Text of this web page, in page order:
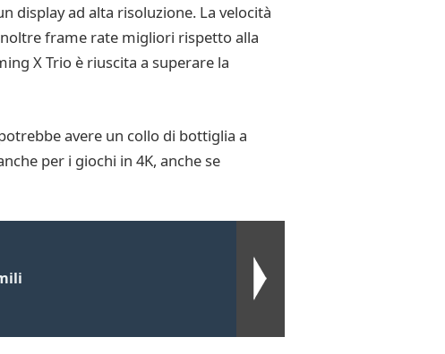
display ad alta risoluzione. La velocità
frame rate migliori rispetto alla
X Trio è riuscita a superare la
avere un collo di bottiglia a
per i giochi in 4K, anche se